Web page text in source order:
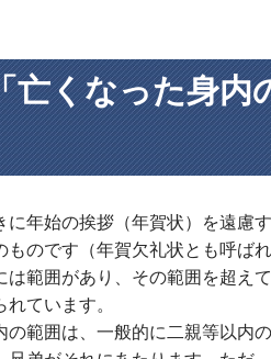
亡くなった身内
年始の挨拶（年賀状）を遠慮
のです（年賀欠礼状とも呼ば
範囲があり、その範囲を超え
ています。
範囲は、一般的に二親等以内